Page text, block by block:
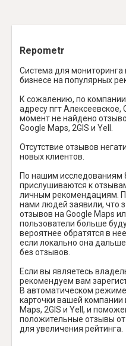
Repometr
Система для мониторинга
бизнесе на популярных
К сожалению, по
адресу пгт
момент не найдено
Google Maps, 2GIS и Yell.
Отсутствие отзывов
новых клиентов.
По нашим исследованиям
прислушиваются к
личным рекомендациям.
нами людей заявили, что
отзывов на Google Maps
пользователи больше
вероятнее обратятся в
если локально она
без отзывов.
Если вы являетесь
рекомендуем вам
В автоматическом
карточки вашей компании
Maps, 2GIS и Yell, и
положительные отзывы
для увеличения рейтинга.